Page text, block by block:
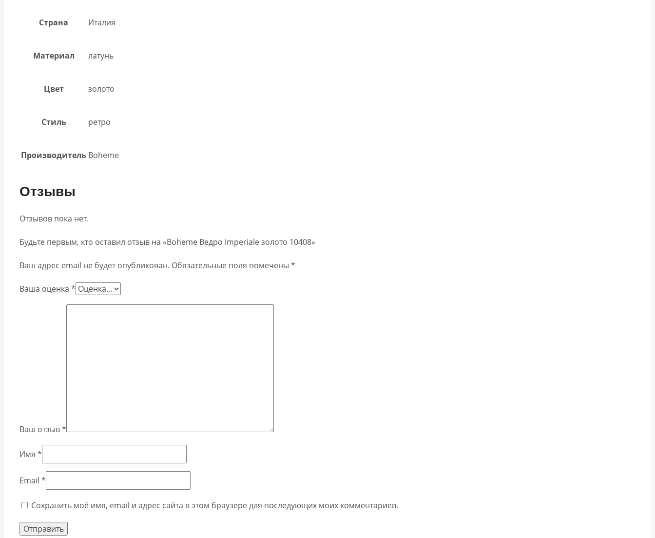
Страна Италия
Материал латунь
Цвет золото
Стиль ретро
Производитель Boheme
Отзывы
Отзывов пока нет.
Будьте первым, кто оставил отзыв на «Boheme Ведро Imperiale золото 10408»
Ваш адрес email не будет опубликован. Обязательные поля помечены *
Ваша оценка *
Ваш отзыв*
Имя *
Email *
Сохранить моё имя, email и адрес сайта в этом браузере для последующих моих комментариев.